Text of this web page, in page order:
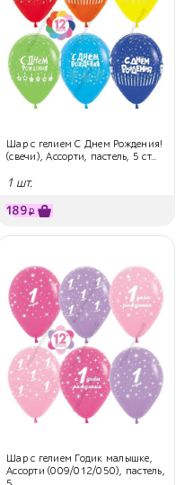
Шар с гелием С Днем Рождения!
(свечи), Ассорти, пастель, 5 ст...
1 шт.
189₽
Шар с гелием Годик малышке,
Ассорти (009/012/050), пастель,